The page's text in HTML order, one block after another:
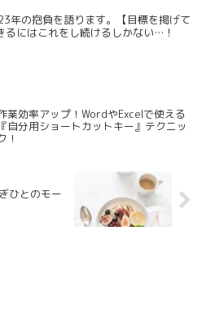
年の抱負を語ります。【目標を掲げて
にはこれをし続けるしかない…！
業効率アップ！WordやExcelで使える
『自分用ショートカットキー』テクニッ
！
ひとのモー